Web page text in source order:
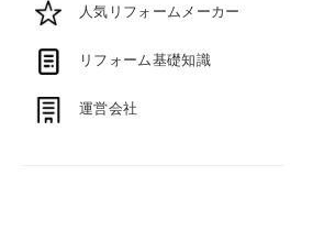
人気リフォームメーカー
リフォーム基礎知識
運営会社